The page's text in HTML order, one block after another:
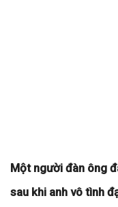
Một người đàn ông
sau khi anh vô tình